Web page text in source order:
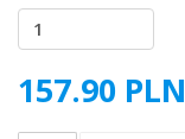
157.90 PLN